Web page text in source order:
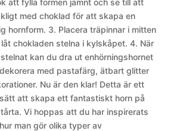
att fylla formen jämnt och se till att
med choklad för att skapa en
hornform. 3. Placera träpinnar i mitten
chokladen stelna i kylskåpet. 4. När
kan du dra ut enhörningshornet
med pastafärg, ätbart glitter
Nu är den klar! Detta är ett
att skapa ett fantastiskt horn på
Vi hoppas att du har inspirerats
man gör olika typer av